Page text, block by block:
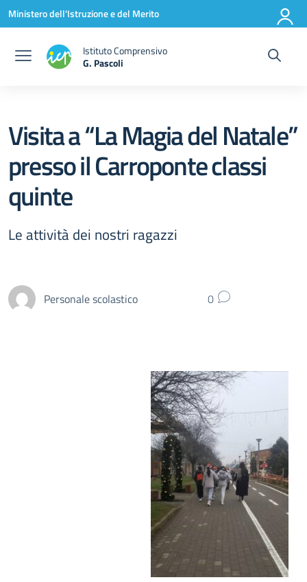
Vai ai contenuti
Vai al menu di navigazione
Vai al footer
Ministero dell'Istruzione e del Merito
Istituto Comprensivo
G. Pascoli
Visita a “La Magia del Natale”
presso il Carroponte classi
quinte
Le attività dei nostri ragazzi
Personale scolastico 0